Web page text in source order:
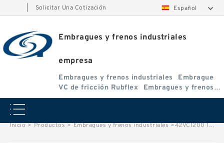
Solicitar Una Cotización Español
Embragues y frenos industriales
empresa
Embragues y frenos industriales
Embrague
VC de fricción Rubflex
Embragues y frenos
VC
Inicio > Productos > Embragues y frenos industriales >42VC1200 107608 Eaton Airflex Embragues y Frenos